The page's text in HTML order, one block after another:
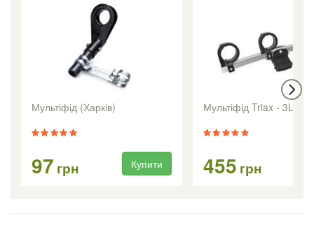
Мультіфід (Харків)
97 грн Купити
Мультіфід Triax - 3LNB
455 грн